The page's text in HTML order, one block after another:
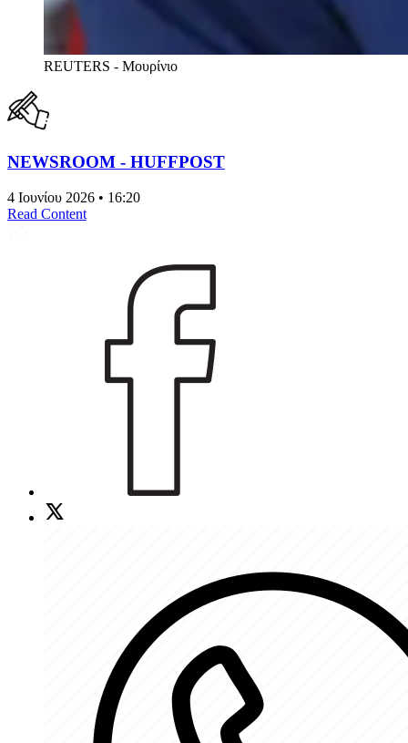
REUTERS - Μουρίνιο
NEWSROOM - HUFFPOST
4 Ιουνίου 2026 • 16:20
Read Content